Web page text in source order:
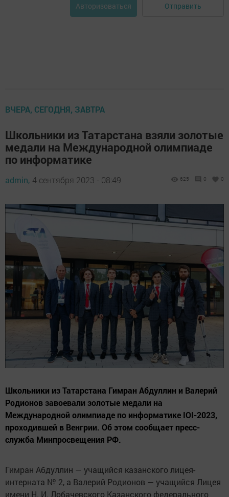
Авторизоваться Отправить
ВЧЕРА, СЕГОДНЯ, ЗАВТРА
Школьники из Татарстана взяли золотые
медали на Международной олимпиаде
по информатике
admin, 4 сентября 2023 - 08:49 625 0 0
Школьники из Татарстана Гимран Абдуллин и Валерий
Родионов завоевали золотые медали на
Международной олимпиаде по информатике IOI-2023,
проходившей в Венгрии. Об этом сообщает пресс-
служба Минпросвещения РФ.
Гимран Абдуллин — учащийся казанского лицея-
интерната № 2, а Валерий Родионов — учащийся Лицея
имени Н. И. Лобачевского Казанского федерального